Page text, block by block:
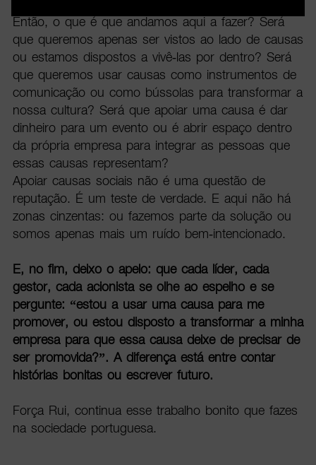
Então, o que é que andamos aqui a fazer? Será
que queremos apenas ser vistos ao lado de causas
ou estamos dispostos a vivê-las por dentro? Será
que queremos usar causas como instrumentos de
comunicação ou como bússolas para transformar a
nossa cultura? Será que apoiar uma causa é dar
dinheiro para um evento ou é abrir espaço dentro
da própria empresa para integrar as pessoas que
essas causas representam?
Apoiar causas sociais não é uma questão de
reputação. É um teste de verdade. E aqui não há
zonas cinzentas: ou fazemos parte da solução ou
somos apenas mais um ruído bem-intencionado.
E, no fim, deixo o apelo: que cada líder, cada
gestor, cada acionista se olhe ao espelho e se
pergunte: “estou a usar uma causa para me
promover, ou estou disposto a transformar a minha
empresa para que essa causa deixe de precisar de
ser promovida?”. A diferença está entre contar
histórias bonitas ou escrever futuro.
Força Rui, continua esse trabalho bonito que fazes
na sociedade portuguesa.